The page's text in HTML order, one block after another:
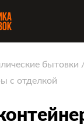
бытовки
с отделкой